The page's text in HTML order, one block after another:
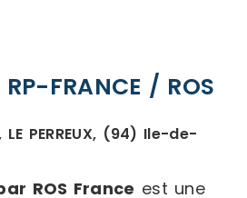
FRANCE / ROS
PERREUX, (94) Ile-de-
ROS France est une